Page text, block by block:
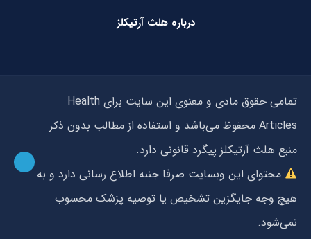
درباره هلث آرتیکلز
تمامی حقوق مادی و معنوی این سایت برای Health
Articles محفوظ می‌باشد و استفاده از مطالب بدون ذکر
منبع هلث آرتیکلز پیگرد قانونی دارد.
محتوای این وبسایت صرفا جنبه اطلاع رسانی دارد و به
هیچ وجه جایگزین تشخیص یا توصیه پزشک محسوب
نمی‌شود.